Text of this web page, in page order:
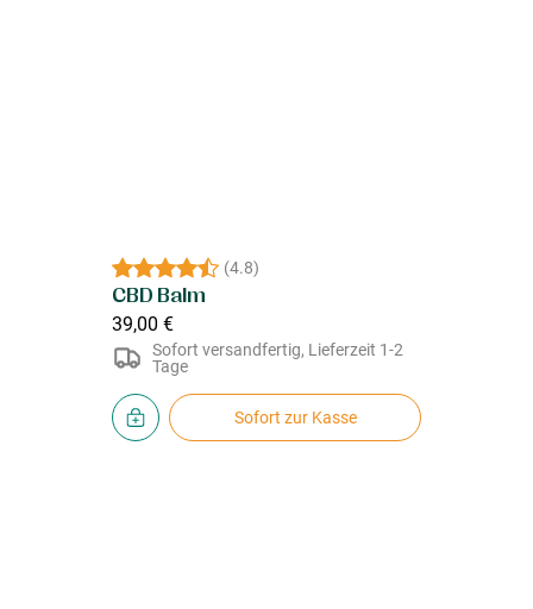
(4.8)
CBD Balm
39,00 €
Sofort versandfertig, Lieferzeit 1-2
Tage
Sofort zur Kasse